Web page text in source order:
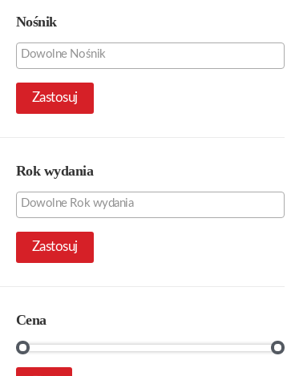
Nośnik
Zastosuj
Rok wydania
Zastosuj
Cena